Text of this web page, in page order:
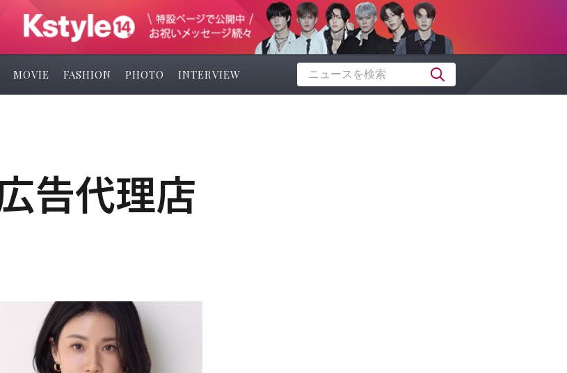
MOVIE FASHION PHOTO INTERVIEW
告代理店